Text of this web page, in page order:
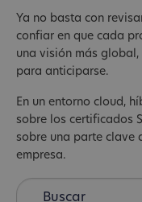
Ya no basta con
confiar en que cada
una visión más
para anticiparse.
En un entorno cloud,
sobre los certificados
sobre una parte clave
empresa.